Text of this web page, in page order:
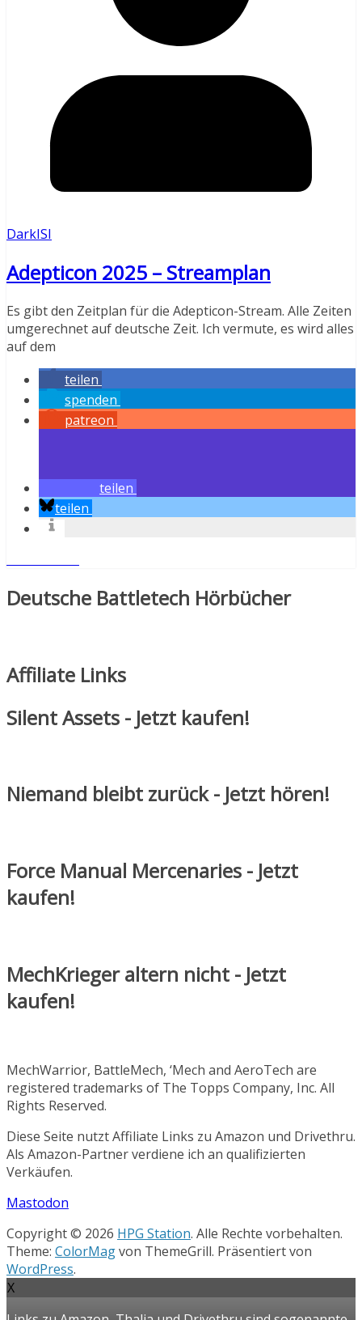
DarkISI
Adepticon 2025 – Streamplan
Es gibt den Zeitplan für die Adepticon-Stream. Alle Zeiten
umgerechnet auf deutsche Zeit. Ich vermute, es wird alles
auf dem
teilen
spenden
patreon
teilen
teilen
Deutsche Battletech Hörbücher
Affiliate Links
Silent Assets - Jetzt kaufen!
Niemand bleibt zurück - Jetzt hören!
Force Manual Mercenaries - Jetzt
kaufen!
MechKrieger altern nicht - Jetzt
kaufen!
MechWarrior, BattleMech, ‘Mech and AeroTech are
registered trademarks of The Topps Company, Inc. All
Rights Reserved.
Diese Seite nutzt Affiliate Links zu Amazon und Drivethru.
Als Amazon-Partner verdiene ich an qualifizierten
Verkäufen.
Mastodon
Copyright © 2026 HPG Station. Alle Rechte vorbehalten.
Theme: ColorMagvon ThemeGrill. Präsentiert von
WordPress.
X